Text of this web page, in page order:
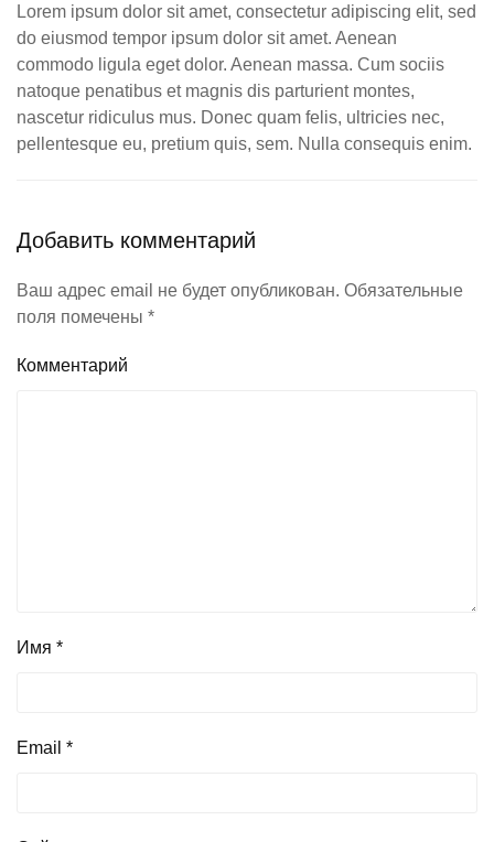
Lorem ipsum dolor sit amet, consectetur adipiscing elit, sed
do eiusmod tempor ipsum dolor sit amet. Aenean
commodo ligula eget dolor. Aenean massa. Cum sociis
natoque penatibus et magnis dis parturient montes,
nascetur ridiculus mus. Donec quam felis, ultricies nec,
pellentesque eu, pretium quis, sem. Nulla consequis enim.
Добавить комментарий
Ваш адрес email не будет опубликован. Обязательные
поля помечены *
Комментарий
Имя *
Email *